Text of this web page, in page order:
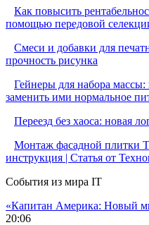
Как повысить
помощью передовой
Смеси и добавки для
прочность рисунка
Гейнеры для набора
заменить ими нормальное
Переезд без хаоса: новая
Монтаж фасадной плитки
инструкция | Статья от
События из мира IT
«Капитан Америка: Новый
20:06